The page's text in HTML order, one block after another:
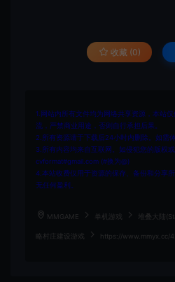
收藏 (0)
1.网站内所有文件均为网络共享资源，本站
流，严禁商业用途，否则自行承担后果。
2.所有资源请于下载后24小时内删除。如需
3.所有内容均来自互联网。如侵犯您的版权
cvformat#gmail.com (#换为@)
4.本站收费仅用于资源的保存、备份和分享
无任何盈利。
MMGAME 单机游戏 堆叠大陆
略村庄建设游戏 https://www.mmyx.cc/